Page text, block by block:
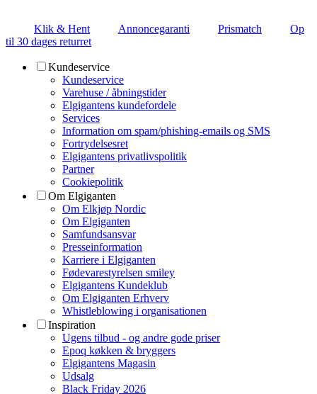
Klik & Hent Annoncegaranti Prismatch
Op
til 30 dages returret
Kundeservice
Kundeservice
Varehuse / åbningstider
Elgigantens kundefordele
Services
Information om spam/phishing-emails og SMS
Fortrydelsesret
Elgigantens privatlivspolitik
Partner
Cookiepolitik
Om Elgiganten
Om Elkjøp Nordic
Om Elgiganten
Samfundsansvar
Presseinformation
Karriere i Elgiganten
Fødevarestyrelsen smiley
Elgigantens Kundeklub
Om Elgiganten Erhverv
Whistleblowing i organisationen
Inspiration
Ugens tilbud - og andre gode priser
Epoq køkken & bryggers
Elgigantens Magasin
Udsalg
Black Friday 2026